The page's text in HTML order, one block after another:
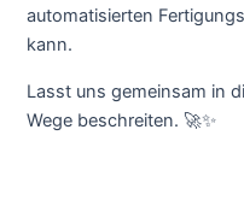
automatisierten
kann.
Lasst uns gemeinsam in
Wege beschreiten. 🚀✨